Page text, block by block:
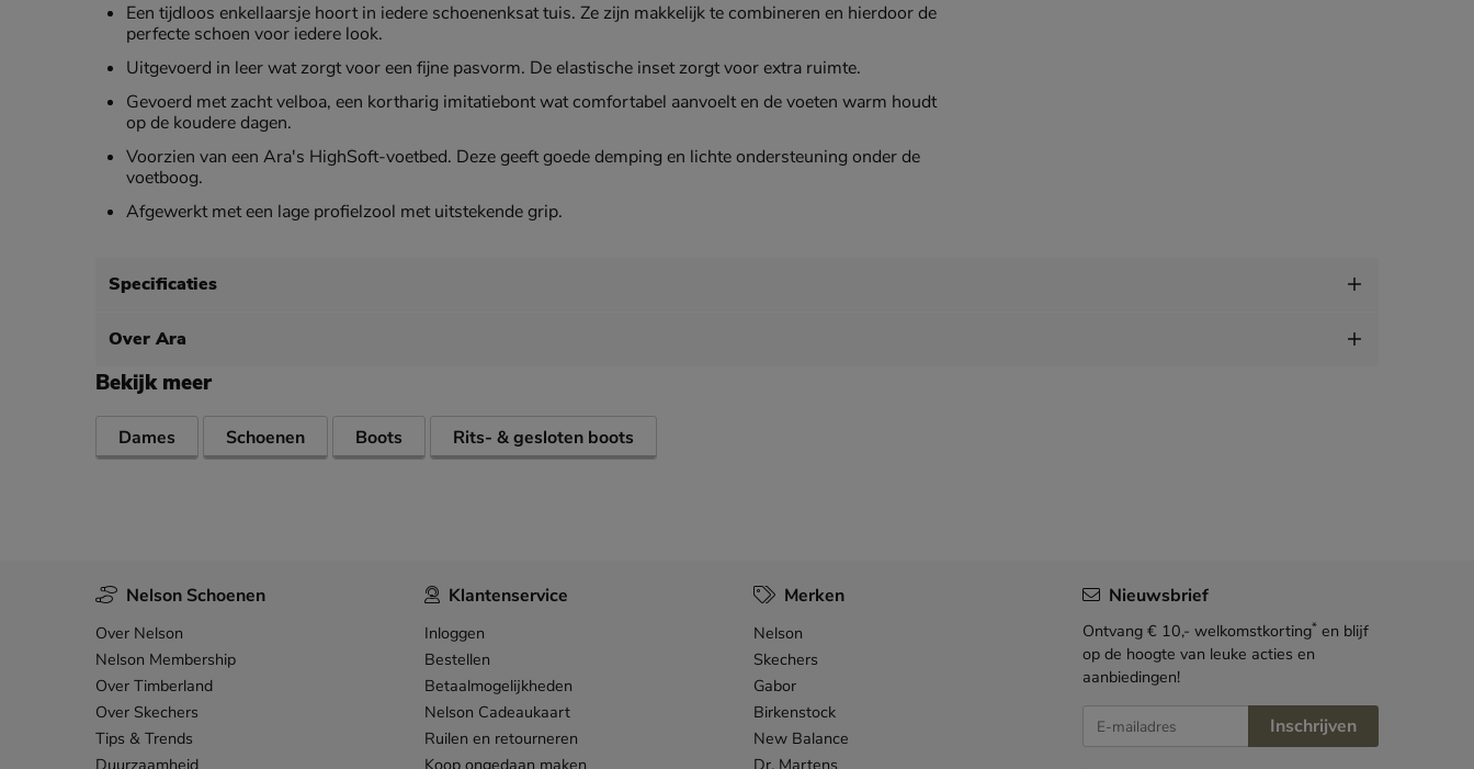
Een tijdloos enkellaarsje hoort in iedere schoenenksat tuis. Ze zijn makkelijk te combineren en hierdoor de
perfecte schoen voor iedere look.
Uitgevoerd in leer wat zorgt voor een fijne pasvorm. De elastische inset zorgt voor extra ruimte.
Gevoerd met zacht velboa, een kortharig imitatiebont wat comfortabel aanvoelt en de voeten warm houdt
op de koudere dagen.
Voorzien van een Ara's HighSoft-voetbed. Deze geeft goede demping en lichte ondersteuning onder de
voetboog.
Afgewerkt met een lage profielzool met uitstekende grip.
Specificaties
Over Ara
Bekijk meer
Dames Schoenen Boots Rits- & gesloten boots
Nelson Schoenen
Over Nelson
Nelson Membership
Over Timberland
Over Skechers
Tips & Trends
Klantenservice
Inloggen
Bestellen
Betaalmogelijkheden
Nelson Cadeaukaart
Ruilen en retourneren
Merken
Nelson
Skechers
Gabor
Birkenstock
New Balance
Nieuwsbrief
Ontvang € 10,- welkomstkorting* en blijf
op de hoogte van leuke acties en
aanbiedingen!
E-mailadres Inschrijven